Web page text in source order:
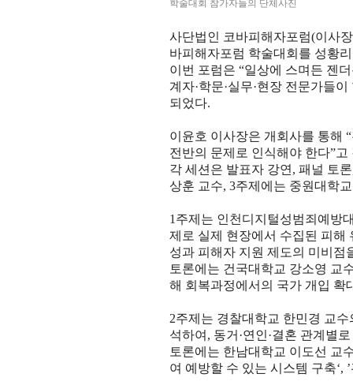
학술대회 참가자들의 단체사진
사단법인 코바피해자포럼(이사
바피해자포럼 학술대회를 성황
이번 포럼은 “일상에 스며든 젠
계자·학문·실무·현장 전문가들이
되었다.
이윤호 이사장은 개회사를 통해 “
전반의 문제로 인식해야 한다”고
각 세션은 발표자 강연 , 패널 토론
상훈 교수, 3주제에는 중원대학
1 주제는 인천디지털성범죄예방
제로 실제 현장에서 수집된 피해
성과 피해자 지원 제도의 미비점
토론에는 건국대학교 강소영 교
해 회복과정에서의 국가 개입 확
2주제는 경찰대학교 한민경 교
석하여 , 동거 ·연인·결혼 관계별
토론에는 한남대학교 이도선 교
여 예방할 수 있는 시스템 구축‘, ’